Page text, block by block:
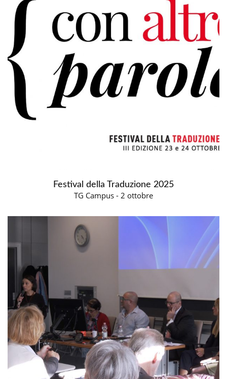
Festival della Traduzione 2025
TG Campus - 2 ottobre